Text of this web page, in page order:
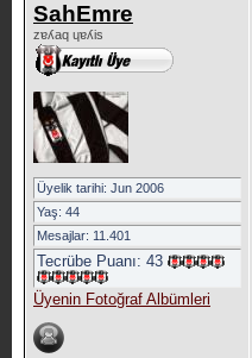
SahEmre
zɐʎaq ɥɐʎis
Üyelik tarihi: Jun 2006
Yaş: 44
Mesajlar: 11.401
Tecrübe Puanı: 43
Üyenin Fotoğraf Albümleri